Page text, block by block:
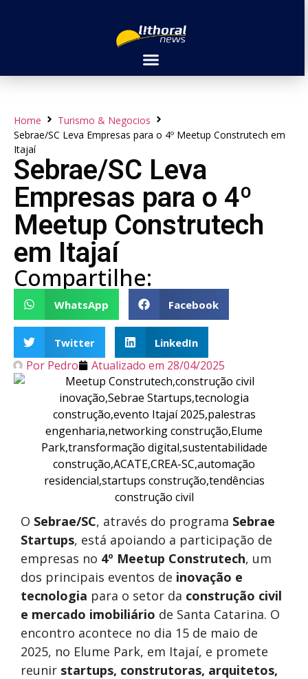
Home
Turismo & Negocios
Sebrae/SC Leva Empresas para o 4º Meetup Construtech em
Itajaí
Sebrae/SC Leva
Empresas para o 4º
Meetup Construtech
em Itajaí
Compartilhe:
WhatsApp Facebook
Twitter LinkedIn
Por Pedro Atualizado em 28/04/2025
O Sebrae/SC, através do programa Sebrae
Startups, está apoiando a participação de
empresas no 4º Meetup Construtech, um
dos principais eventos de inovação e
tecnologia para o setor da construção civil
e mercado imobiliário de Santa Catarina. O
encontro acontece no dia 15 de maio de
2025, no Elume Park, em Itajaí, e promete
reunir startups, construtoras, arquitetos,